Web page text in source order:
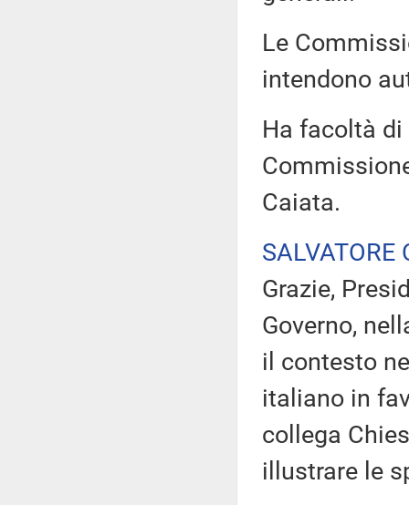
Le
intendono
Ha facoltà
Caiata.
SALVATORE
Grazie,
Governo,
il contesto
italiano in
collega
illustrare le